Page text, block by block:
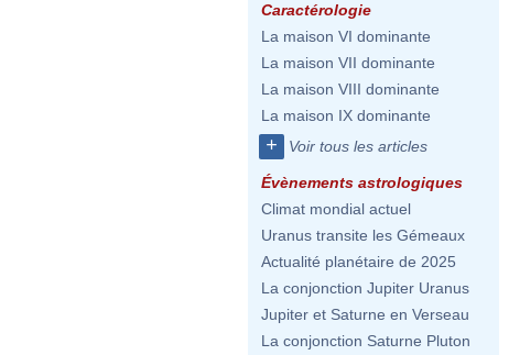
Caractérologie
La maison VI dominante
La maison VII dominante
La maison VIII dominante
La maison IX dominante
+ Voir tous les articles
Évènements astrologiques
Climat mondial actuel
Uranus transite les Gémeaux
Actualité planétaire de 2025
La conjonction Jupiter Uranus
Jupiter et Saturne en Verseau
La conjonction Saturne Pluton